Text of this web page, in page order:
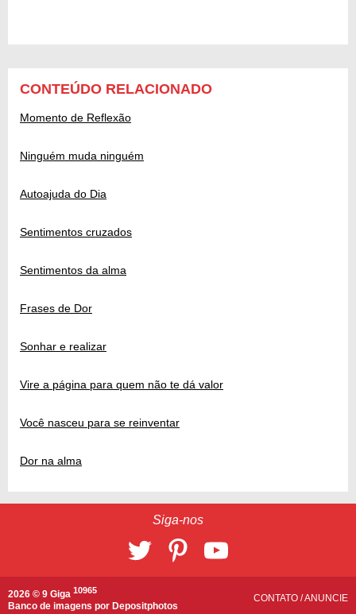
CONTEÚDO RELACIONADO
Momento de Reflexão
Ninguém muda ninguém
Autoajuda do Dia
Sentimentos cruzados
Sentimentos da alma
Frases de Dor
Sonhar e realizar
Vire a página para quem não te dá valor
Você nasceu para se reinventar
Dor na alma
Siga-nos
2026 © 9 Giga 10965
Banco de imagens por Depositphotos
CONTATO /ANUNCIE